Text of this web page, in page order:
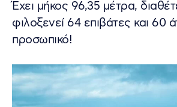
Έχει μήκος 96,35 μέτρα,
φιλοξενεί 64 επιβάτες και 60
προσωπικό!